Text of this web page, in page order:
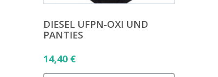
DIESEL UFPN-OXI UND
PANTIES
14,40 €